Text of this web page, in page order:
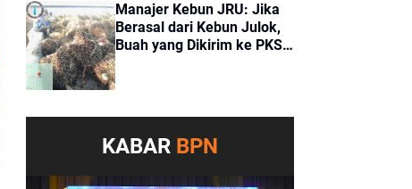
Manajer Kebun JRU: Jika
Berasal dari Kebun Julok,
Buah yang Dikirim ke PKS
KABAR BPN